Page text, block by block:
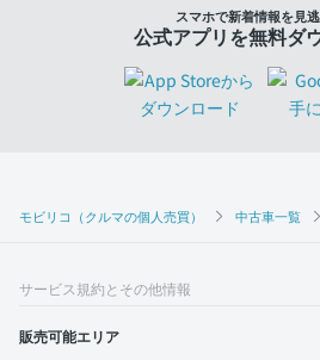
モビリコ（クルマの個人売買） 中古車一覧
スマホで新着情報を見
公式アプリを無料ダ
サービス規約とその他情報
販売可能エリア